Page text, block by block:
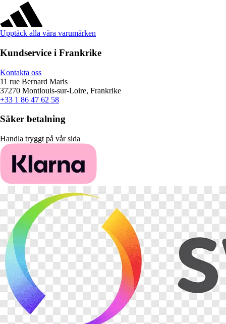
Upptäck alla våra varumärken
Kundservice i Frankrike
Kontakta oss
11 rue Bernard Maris
37270 Montlouis-sur-Loire, Frankrike
+33 1 86 47 62 58
Säker betalning
Handla tryggt på vår sida